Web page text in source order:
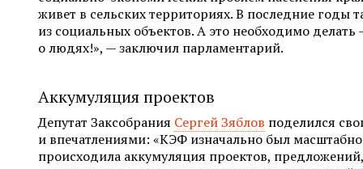
живет в сельских территориях. В последние годы
из социальных объектов. А это необходимо делать
о людях!», — заключил парламентарий.
Аккумуляция проектов
Депутат Заксобрания Сергей Зяблов поделился
и впечатлениями: «КЭФ изначально был
происходила аккумуляция проектов,